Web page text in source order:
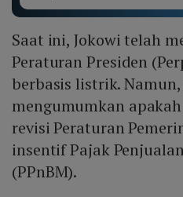
Saat ini, Jokowi telah
Peraturan Presiden
berbasis listrik.
mengumumkan
revisi Peraturan
insentif Pajak
(PPnBM).